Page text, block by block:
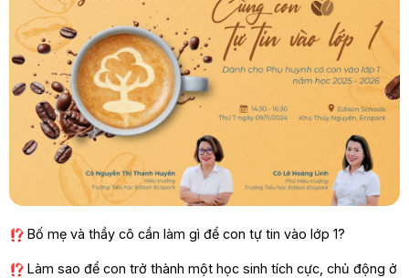
Bố mẹ và thầy cô cần làm gì để con tự tin vào lớp 1?
Làm sao để con trở thành một học sinh tích cực, chủ động ở